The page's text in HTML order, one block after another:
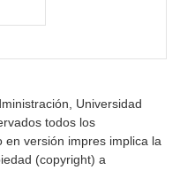
Universidad
todos los
versión impres implica la
(copyright) a